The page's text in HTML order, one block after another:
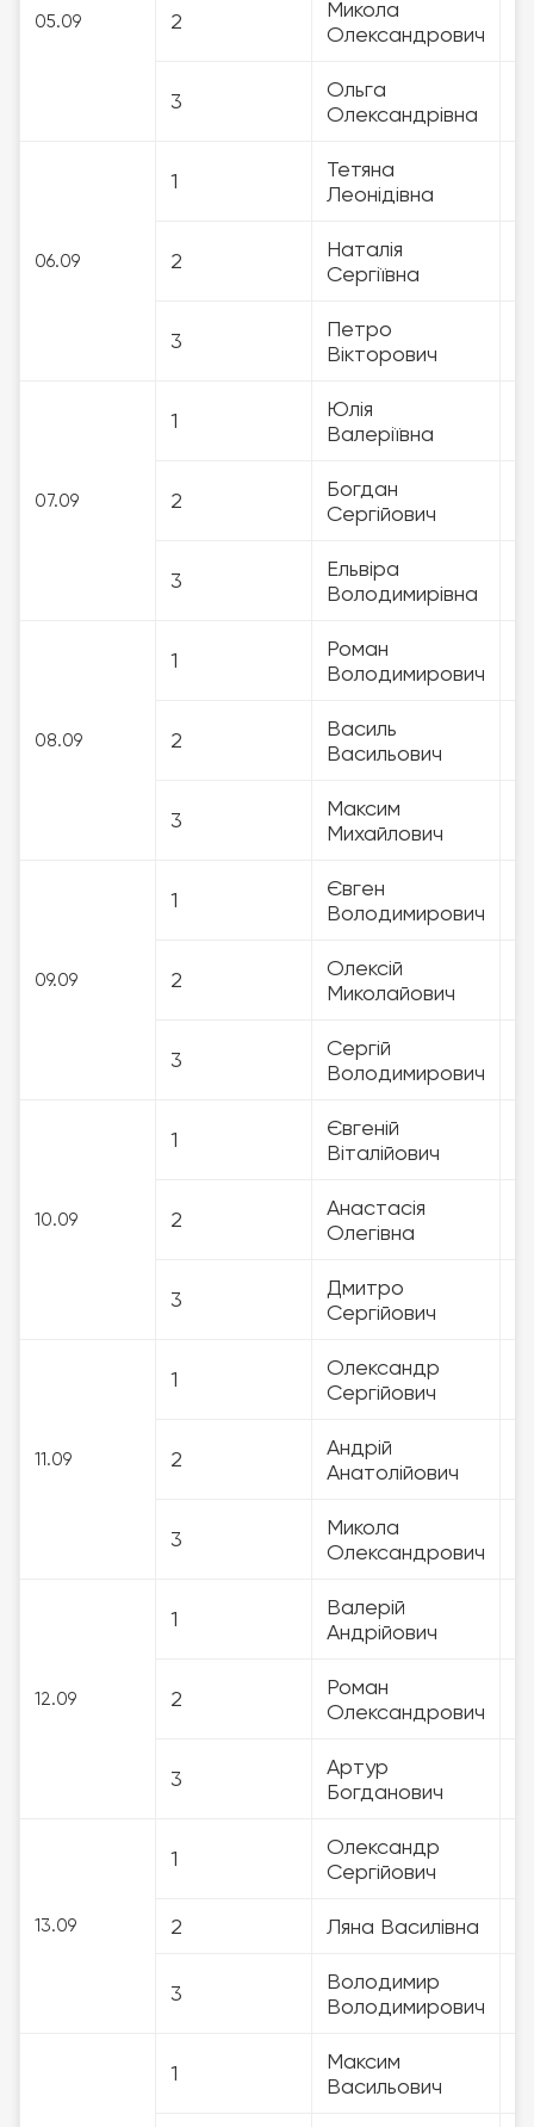
05.09 2
Микола
Олександрович
3
Ольга
Олександрівна
06.09
1
Тетяна
Леонідівна
2
Наталія
Сергіївна
3
Петро
Вікторович
07.09
1
Юлія
Валеріївна
2
Богдан
Сергійович
3
Ельвіра
Володимирівна
08.09
1
Роман
Володимирович
2
Василь
Васильович
3
Максим
Михайлович
09.09
1
Євген
Володимирович
2
Олексій
Миколайович
3
Сергій
Володимирович
10.09
1
Євгеній
Віталійович
2
Анастасія
Олегівна
3
Дмитро
Сергійович
11.09
1
Олександр
Сергійович
2
Андрій
Анатолійович
3
Микола
Олександрович
12.09
1
Валерій
Андрійович
2
Роман
Олександрович
3
Артур
Богданович
13.09
1
Олександр
Сергійович
2 Ляна Василівна
3
Володимир
Володимирович
1
Максим
Васильович